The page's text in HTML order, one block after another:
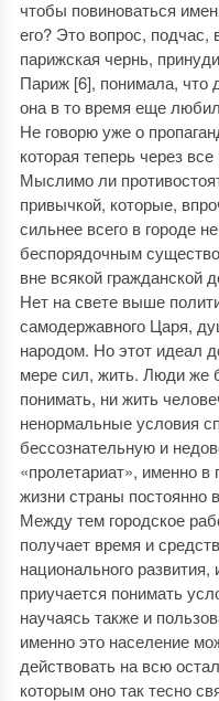
чтобы повиноваться
его? Это вопрос,
парижская чернь,
Париж [6], понимала, что
она в то время еще
Не говорю уже о
которая теперь через
Мыслимо ли
привычкой, которые,
сильнее всего в городе
беспорядочным
вне всякой гражданской
Нет на свете выше
самодержавного Царя,
народом. Но этот идеал
мере сил, жить. Люди же
понимать, ни жить
ненормальные условия
бессознательную и
«пролетариат», именно в
жизни страны постоянно
Между тем городское
получает время и
национального
приучается понимать
научаясь также и
именно это население
действовать на всю
которым оно так тесно